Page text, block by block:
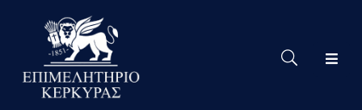
Το
Eπιμελητήριο